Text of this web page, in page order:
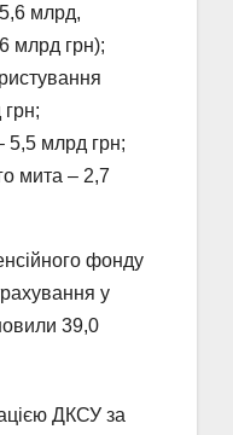
млрд,
млрд грн);
5,5 млрд грн;
мита – 2,7
фонду
у
39,0
ДКСУ за